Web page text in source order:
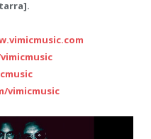
vimicmusic